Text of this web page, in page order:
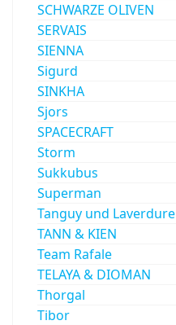
SCHWARZE OLIVEN
SERVAIS
SIENNA
Sigurd
SINKHA
Sjors
SPACECRAFT
Storm
Sukkubus
Superman
Tanguy und Laverdure
TANN & KIEN
Team Rafale
TELAYA & DIOMAN
Thorgal
Tibor